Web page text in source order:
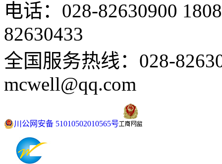
电话：028-82630900
82630433
全国服务热线：028-
mcwell@qq.com
川公网安备 51010502010565号